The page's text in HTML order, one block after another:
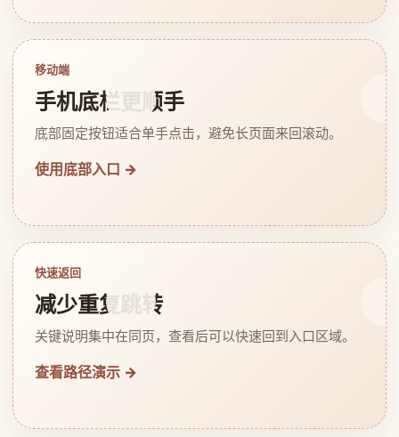
移动端
手机底栏更顺手
底部固定按钮适合单手点击，避免长页面来回滚动。
使用底部入口 →
快速返回
减少重复跳转
关键说明集中在同页，查看后可以快速回到入口区域。
查看路径演示 →